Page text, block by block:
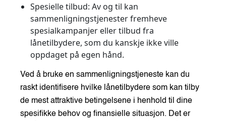
Spesielle tilbud: Av og til kan
sammenligningstjenester fremheve
spesialkampanjer eller tilbud fra
lånetilbydere, som du kanskje ikke ville
oppdaget på egen hånd.
Ved å bruke en sammenligningstjeneste kan du
raskt identifisere hvilke lånetilbydere som kan tilby
de mest attraktive betingelsene i henhold til dine
spesifikke behov og finansielle situasjon. Det er